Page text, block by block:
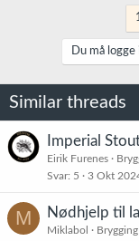
Du må
Similar threads
Imperial
Eirik Furenes
Svar 5 3 Okt
M Nødhjelp til
Miklabol
Brygging